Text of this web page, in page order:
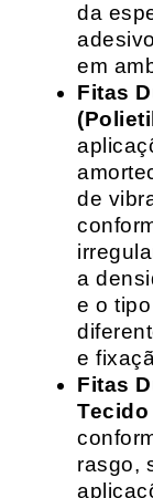
da
em
Fitas
de
a
e o
e
Fitas
Tecido
rasgo,